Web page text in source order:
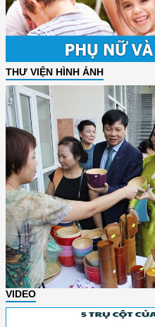
THƯ VIỆN HÌNH ẢNH
VIDEO